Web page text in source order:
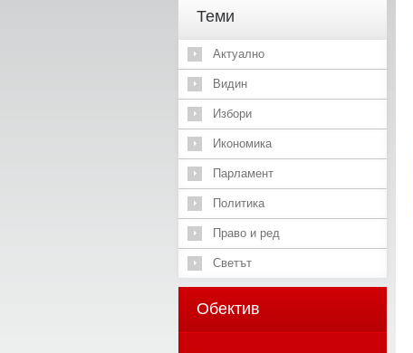
Теми
Актуално
Видин
Избори
Икономика
Парламент
Политика
Право и ред
Светът
Обектив